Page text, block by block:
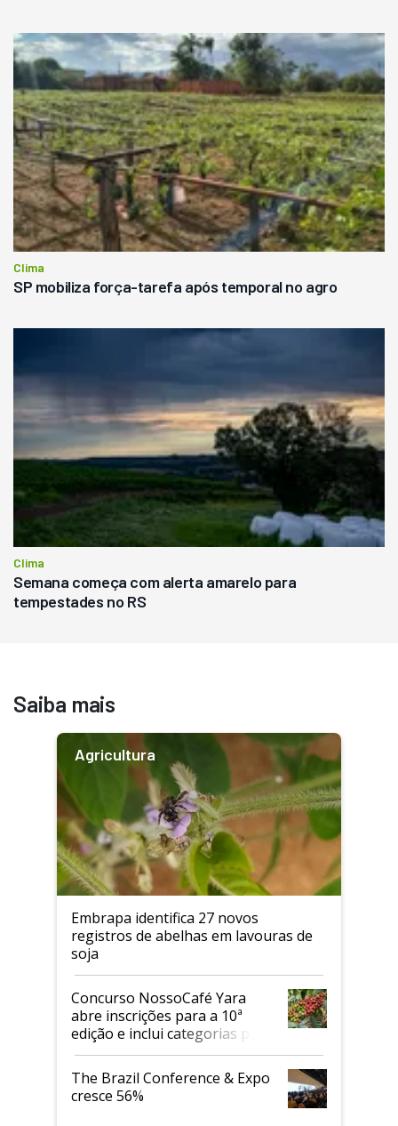
Clima
SP mobiliza força-tarefa após temporal no agro
Clima
Semana começa com alerta amarelo para
tempestades no RS
Saiba mais
Agricultura
Embrapa identifica 27 novos
registros de abelhas em lavouras de
soja
Concurso NossoCafé Yara
abre inscrições para a 10ª
edição e inclui categorias para
cafés Canephora
The Brazil Conference & Expo
cresce 56%